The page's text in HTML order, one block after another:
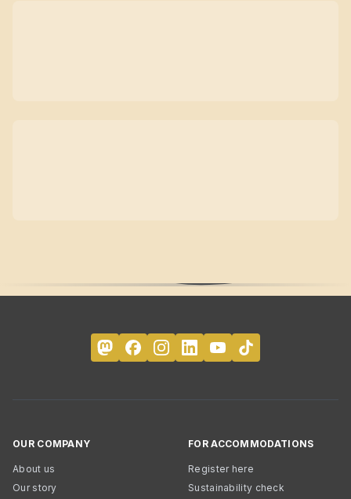
OUR COMPANY
About us
Our story
FOR ACCOMMODATIONS
Register here
Sustainability check